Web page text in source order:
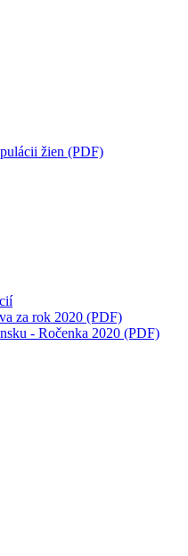
žien (PDF)
za rok 2020 (PDF)
- Ročenka 2020 (PDF)